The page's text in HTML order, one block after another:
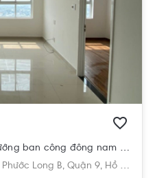
Căn hộ 9 View Apartment hướng ban công đông nam không có nội thất diện tích 58.1m²
Phước Long B, Quận 9, Hồ Chí Minh